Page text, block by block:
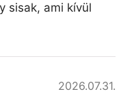
sisak, ami kívül
2026.07.31.